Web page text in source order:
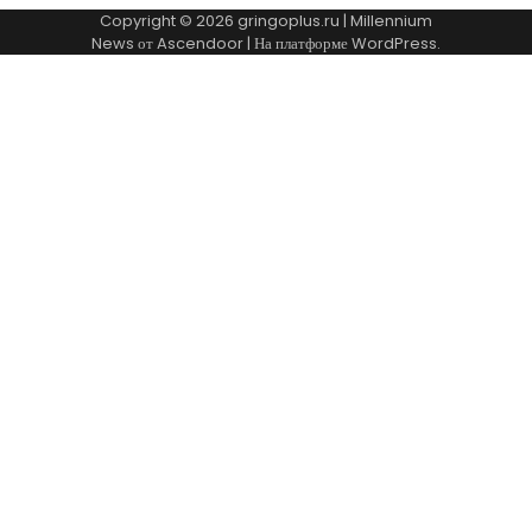
Copyright © 2026 gringoplus.ru | Millennium
News отAscendoor| На платформеWordPress.